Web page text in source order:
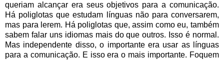
queriam alcançar era seus objetivos para a comunicação.
Há poliglotas que estudam línguas não para conversarem,
mas para lerem. Há poliglotas que, assim como eu, também
sabem falar uns idiomas mais do que outros. Isso é normal.
Mas independente disso, o importante era usar as línguas
para a comunicação. E isso era o mais importante. Foquem